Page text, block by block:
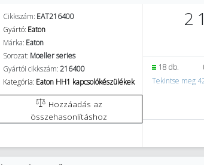
Cikkszám: EAT216400
Gyártó: Eaton
Márka: Eaton
Sorozat: Moeller series
Gyártói cikkszám:216400
Kategória: Eaton HH1 kapcsolókészülékek
összehasonlításhoz
2
18 db.
Tekintse meg